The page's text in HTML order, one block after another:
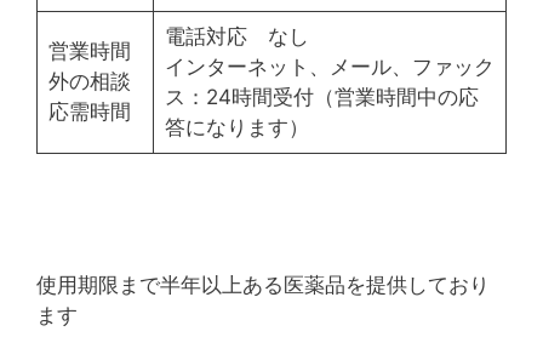
営業時間
外の相談
応需時間
電話対応 なし
インターネット、メール、ファック
ス：24時間受付（営業時間中の応
答になります）
使用期限まで半年以上ある医薬品を提供しており
ます